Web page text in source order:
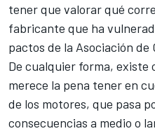
tener que valorar qué
fabricante que ha
pactos de la Asociación de
De cualquier forma,
merece la pena tener en
de los motores, que pasa
consecuencias a medio o